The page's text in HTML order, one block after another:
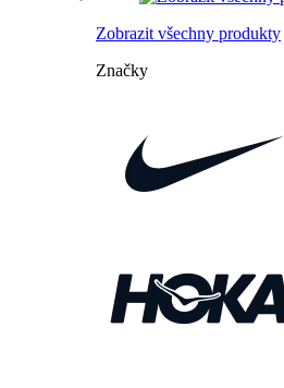
Zobrazit všechny produkty
Značky